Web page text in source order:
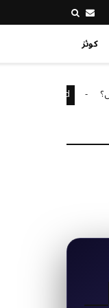
کوئز
Uncategorized